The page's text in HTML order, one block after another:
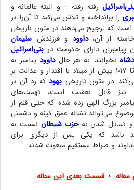
رفته رفته – و البته عالمانه و
را برانداخته و تلاش می‌کند تا آن‌را در
است که ترجیح می‌دهند در متون تاریخی
از آن،داوود و فرزندش سلیمان
پیامبران دارای حکومت در بنی‌اسرائیل
بخوانند. به هر حالداوود پیامبر به
در متون تاریخی یهود که رد آن در
نیز قابل تعقیب است، تهمت‌های
بزرگ الهی زده شده که حتی قلم از
می‌تواند نشانه عمق کینه و دشمنی
و تبدیل شدن بهحزب شیطان نسبت به
باشد که یکی پس از دیگری برای
و صراط مستقیم مبعوث شدند.
؛ قسمت بعدی این مقاله